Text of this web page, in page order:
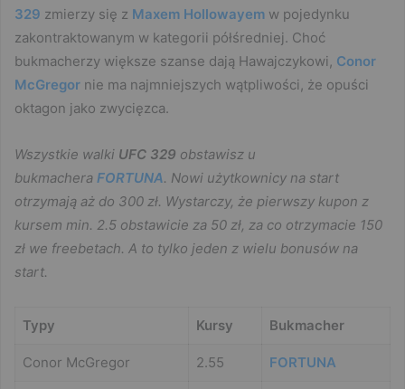
329 zmierzy się z Maxem Hollowayem w pojedynku
zakontraktowanym w kategorii półśredniej. Choć
bukmacherzy większe szanse dają Hawajczykowi, Conor
McGregor nie ma najmniejszych wątpliwości, że opuści
oktagon jako zwycięzca.
Wszystkie walki UFC 329 obstawisz u
bukmachera FORTUNA. Nowi użytkownicy na start
otrzymają aż do 300 zł. Wystarczy, że pierwszy kupon z
kursem min. 2.5 obstawicie za 50 zł, za co otrzymacie 150
zł we freebetach. A to tylko jeden z wielu bonusów na
start.
Typy Kursy Bukmacher
Conor McGregor 2.55 FORTUNA